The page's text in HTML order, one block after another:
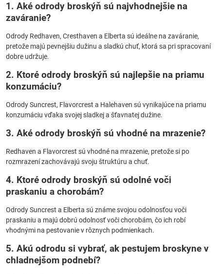
1. Aké odrody broskýň sú najvhodnejšie na
zaváranie?
Odrody Redhaven, Cresthaven a Elberta sú ideálne na zaváranie,
pretože majú pevnejšiu dužinu a sladkú chuť, ktorá sa pri spracovaní
dobre udržuje.
2. Ktoré odrody broskýň sú najlepšie na priamu
konzumáciu?
Odrody Suncrest, Flavorcrest a Halehaven sú vynikajúce na priamu
konzumáciu vďaka svojej sladkej a šťavnatej dužine.
3. Aké odrody broskýň sú vhodné na mrazenie?
Redhaven a Flavorcrest sú vhodné na mrazenie, pretože si po
rozmrazení zachovávajú svoju štruktúru a chuť.
4. Ktoré odrody broskýň sú odolné voči
praskaniu a chorobám?
Odrody Suncrest a Elberta sú známe svojou odolnosťou voči
praskaniu a majú dobrú odolnosť voči chorobám, čo ich robí
vhodnými na pestovanie v rôznych podmienkach.
5. Akú odrodu si vybrať, ak pestujem broskyne v
chladnejšom podnebí?